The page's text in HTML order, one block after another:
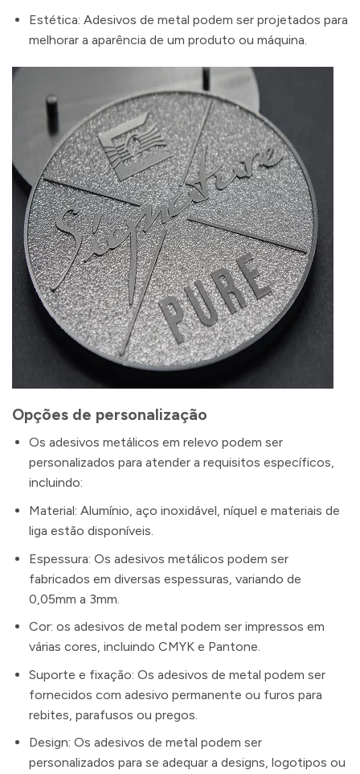
Estética: Adesivos de metal podem ser projetados para
melhorar a aparência de um produto ou máquina.
Opções de personalização
Os adesivos metálicos em relevo podem ser
personalizados para atender a requisitos específicos,
incluindo:
Material: Alumínio, aço inoxidável, níquel e materiais de
liga estão disponíveis.
Espessura: Os adesivos metálicos podem ser
fabricados em diversas espessuras, variando de
0,05mm a 3mm.
Cor: os adesivos de metal podem ser impressos em
várias cores, incluindo CMYK e Pantone.
Suporte e fixação: Os adesivos de metal podem ser
fornecidos com adesivo permanente ou furos para
rebites, parafusos ou pregos.
Design: Os adesivos de metal podem ser
personalizados para se adequar a designs, logotipos ou